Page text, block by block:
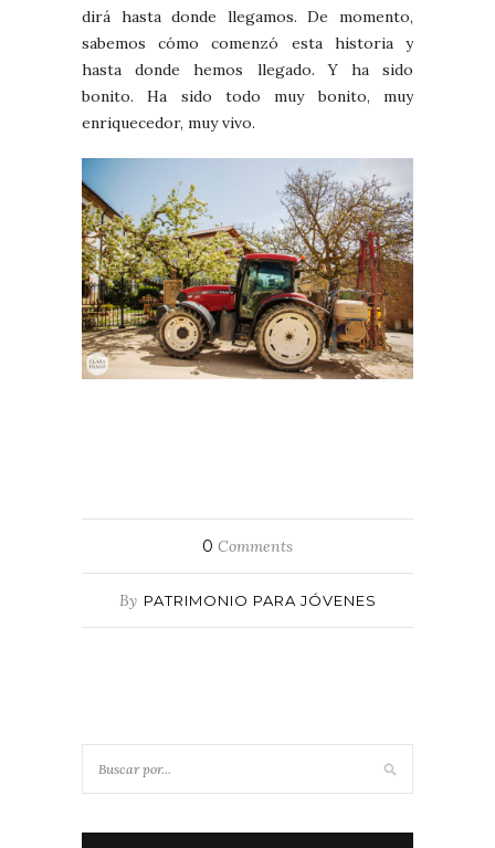
dirá hasta donde llegamos. De momento,
sabemos cómo comenzó esta historia y
hasta donde hemos llegado. Y ha sido
bonito. Ha sido todo muy bonito, muy
enriquecedor, muy vivo.
0 Comments
By PATRIMONIO PARA JÓVENES